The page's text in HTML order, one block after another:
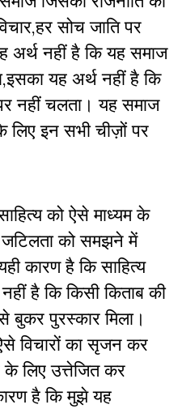
सोच जाति पर
अर्थ नहीं है कि यह समाज
यह अर्थ नहीं है कि
नहीं चलता। यह समाज
इन सभी चीज़ों पर
को ऐसे माध्यम के
को समझने में
कारण है कि साहित्य
है कि किसी किताब की
बुकर पुरस्कार मिला।
विचारों का सृजन कर
लिए उत्तेजित कर
है कि मुझे यह